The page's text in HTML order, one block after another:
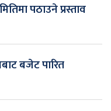
पठाउने प्रस्ताव
बजेट पारित